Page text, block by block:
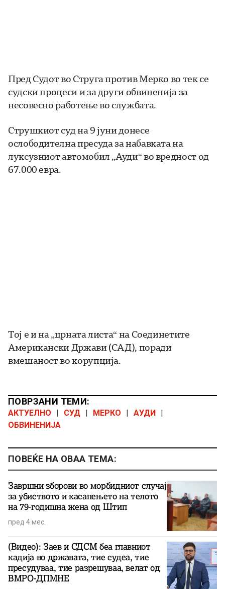
Пред Судот во Струга против Мерко во тек се
судски процеси и за други обвиненија за
несовесно работење во службата.
Струшкиот суд на 9 јуни донесе
ослободителна пресуда за набавката на
луксузниот автомобил „Ауди“ во вредност од
67.000 евра.
Тој е и на „црната листа“ на Соединетите
Американски Држави (САД), поради
вмешаност во корупција.
ПОВРЗАНИ ТЕМИ:
АКТУЕЛНО СУД МЕРКО АУДИ
ОБВИНЕНИЈА
ПОВЕЌЕ НА ОВАА ТЕМА:
Завршни зборови во морбидниот случај
за убиството и касапењето на телото
на 79-годишна жена од Штип
пред 4 мес.
(Видео): Заев и СДСМ беа главниот
кадија во државата, тие судеа, тие
пресудуваа, тие разрешуваа, велат од
ВМРО-ДПМНЕ